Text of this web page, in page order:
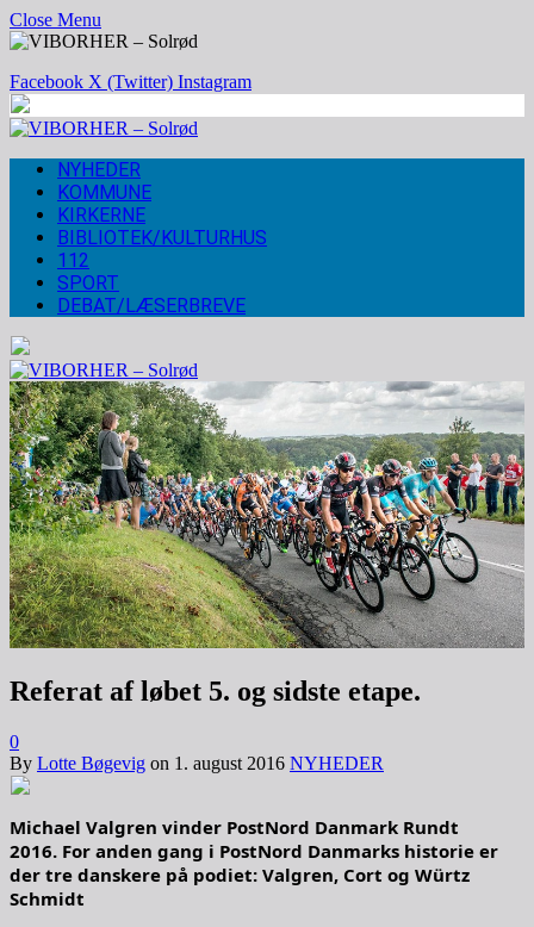
Close Menu
Facebook X (Twitter) Instagram
NYHEDER
KOMMUNE
KIRKERNE
BIBLIOTEK/KULTURHUS
112
SPORT
DEBAT/LÆSERBREVE
Referat af løbet 5. og sidste etape.
0
By Lotte Bøgevig on 1. august 2016 NYHEDER
Michael Valgren vinder PostNord Danmark Rundt
2016. For anden gang i PostNord Danmarks historie er
der tre danskere på podiet: Valgren, Cort og Würtz
Schmidt